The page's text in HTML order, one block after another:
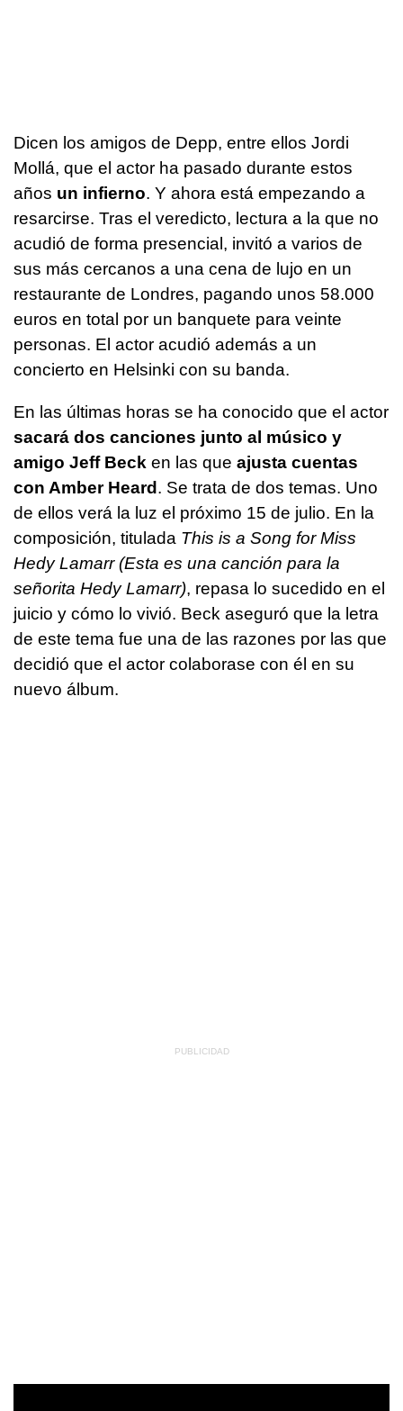
Dicen los amigos de Depp, entre ellos Jordi
Mollá, que el actor ha pasado durante estos
años un infierno. Y ahora está empezando a
resarcirse. Tras el veredicto, lectura a la que no
acudió de forma presencial, invitó a varios de
sus más cercanos a una cena de lujo en un
restaurante de Londres, pagando unos 58.000
euros en total por un banquete para veinte
personas. El actor acudió además a un
concierto en Helsinki con su banda.
En las últimas horas se ha conocido que el actor
sacará dos canciones junto al músico y
amigo Jeff Beck en las que ajusta cuentas
con Amber Heard . Se trata de dos temas. Uno
de ellos verá la luz el próximo 15 de julio. En la
composición, titulada This is a Song for Miss
Hedy Lamarr (Esta es una canción para la
señorita Hedy Lamarr), repasa lo sucedido en el
juicio y cómo lo vivió. Beck aseguró que la letra
de este tema fue una de las razones por las que
decidió que el actor colaborase con él en su
nuevo álbum.